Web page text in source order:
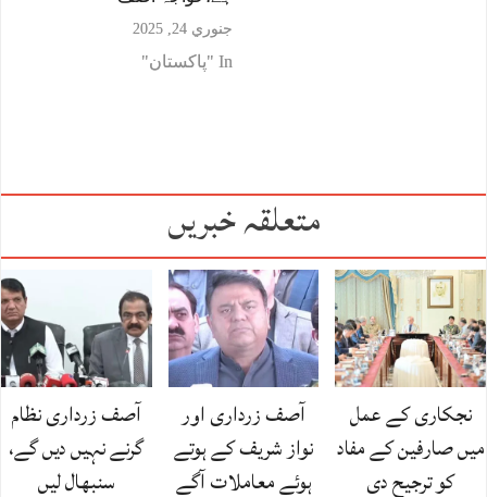
جنوري 24, 2025
In "پاکستان"
متعلقہ خبریں
نجکاری کے عمل
میں صارفین کے مفاد
کو ترجیح دی
آصف زرداری اور
نواز شریف کے ہوتے
ہوئے معاملات آگے
آصف زرداری نظام
گرنے نہیں دیں گے،
سنبھال لیں